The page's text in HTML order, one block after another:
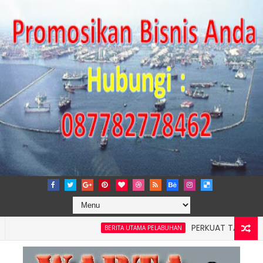
BERITA UTAMA PELABUHAN
PERKUAT TATA KELOLA
4: Pelindo Jasa Maritim Dengar Keluhan dan Kebutuhan